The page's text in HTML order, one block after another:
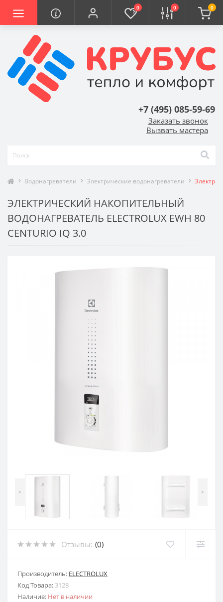
0 0 0
+7 (495) 085-59-69
Заказать звонок
Вызвать мастера
Водонагреватели Электрические водонагреватели
ЭЛЕКТРИЧЕСКИЙ НАКОПИТЕЛЬНЫЙ
ВОДОНАГРЕВАТЕЛЬ ELECTROLUX EWH 80
CENTURIO IQ 3.0
< >
Отзывы: (0)
Производитель: ELECTROLUX
Код Товара: 3128
Наличие: Нет в наличии